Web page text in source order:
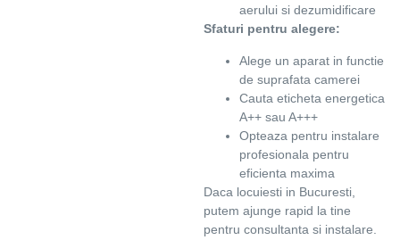
aerului si dezumidificare
Sfaturi pentru alegere:
Alege un aparat in functie
de suprafata camerei
Cauta eticheta energetica
A++ sau A+++
Opteaza pentru instalare
profesionala pentru
eficienta maxima
Daca locuiesti in Bucuresti,
putem ajunge rapid la tine
pentru consultanta si instalare.